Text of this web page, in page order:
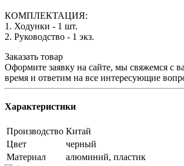
КОМПЛЕКТАЦИЯ:
1. Ходунки - 1 шт.
2. Руководство - 1 экз.
Заказать товар
Оформите заявку на сайте, мы свяжемся с
время и ответим на все интересующие
Характеристики
Производство Китай
Цвет
черный
Материал
алюминий, пластик